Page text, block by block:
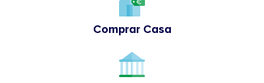
Comprar Casa